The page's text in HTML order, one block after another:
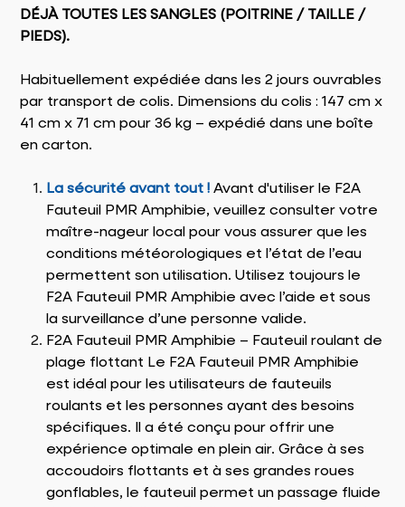
DÉJÀ TOUTES LES SANGLES (POITRINE / TAILLE /
PIEDS).
Habituellement expédiée dans les 2 jours ouvrables
par transport de colis. Dimensions du colis : 147 cm x
41 cm x 71 cm pour 36 kg – expédié dans une boîte
en carton.
La sécurité avant tout ! Avant d'utiliser le F2A
Fauteuil PMR Amphibie, veuillez consulter votre
maître-nageur local pour vous assurer que les
conditions météorologiques et l’état de l’eau
permettent son utilisation. Utilisez toujours le
F2A Fauteuil PMR Amphibie avec l’aide et sous
la surveillance d’une personne valide.
F2A Fauteuil PMR Amphibie – Fauteuil roulant de
plage flottant Le F2A Fauteuil PMR Amphibie
est idéal pour les utilisateurs de fauteuils
roulants et les personnes ayant des besoins
spécifiques. Il a été conçu pour offrir une
expérience optimale en plein air. Grâce à ses
accoudoirs flottants et à ses grandes roues
gonflables, le fauteuil permet un passage fluide